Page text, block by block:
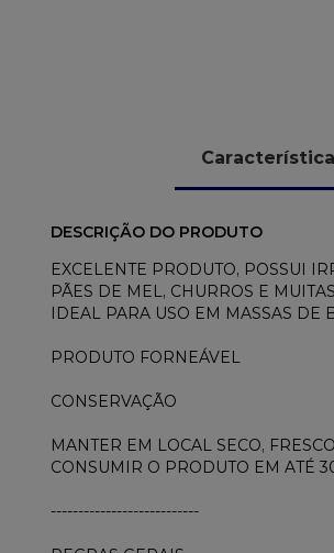
DESCRIÇÃO DO PRODUTO
EXCELENTE PRODUTO, POSSUI
PÃES DE MEL, CHURROS E
IDEAL PARA USO EM MASSAS DE
PRODUTO FORNEÁVEL
CONSERVAÇÃO
MANTER EM LOCAL SECO,
CONSUMIR O PRODUTO EM ATÉ
---------------------------